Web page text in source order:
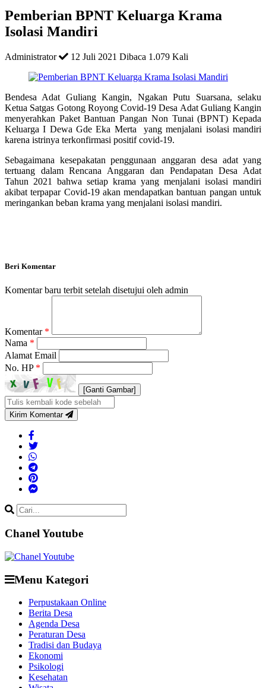
Pemberian BPNT Keluarga Krama
Isolasi Mandiri
Administrator 12 Juli 2021 Dibaca 1.079 Kali
Bendesa Adat Guliang Kangin, Ngakan Putu Suarsana, selaku
Ketua Satgas Gotong Royong Covid-19 Desa Adat Guliang Kangin
menyerahkan Paket Bantuan Pangan Non Tunai (BPNT) Kepada
Keluarga I Dewa Gde Eka Merta yang menjalani isolasi mandiri
karena istrinya terkonfirmasi positif covid-19.
Sebagaimana kesepakatan penggunaan anggaran desa adat yang
tertuang dalam Rencana Anggaran dan Pendapatan Desa Adat
Tahun 2021 bahwa setiap krama yang menjalani isolasi mandiri
akibat terpapar Covid-19 akan mendapatkan bantuan pangan untuk
meringankan beban krama yang menjalani isolasi mandiri.
Beri Komentar
Komentar baru terbit setelah disetujui oleh admin
Komentar *
Nama *
Alamat Email
No. HP *
[Ganti Gambar]
Kirim Komentar
Chanel Youtube
Menu Kategori
Perpustakaan Online
Berita Desa
Agenda Desa
Peraturan Desa
Tradisi dan Budaya
Ekonomi
Psikologi
Kesehatan